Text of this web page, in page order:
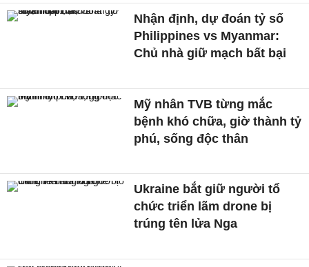
Nhận định, dự đoán tỷ số
Philippines vs Myanmar:
Chủ nhà giữ mạch bất bại
Mỹ nhân TVB từng mắc
bệnh khó chữa, giờ thành tỷ
phú, sống độc thân
Ukraine bắt giữ người tổ
chức triển lãm drone bị
trúng tên lửa Nga